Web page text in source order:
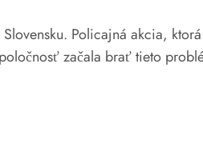
Policajná akcia,
začala brať tieto